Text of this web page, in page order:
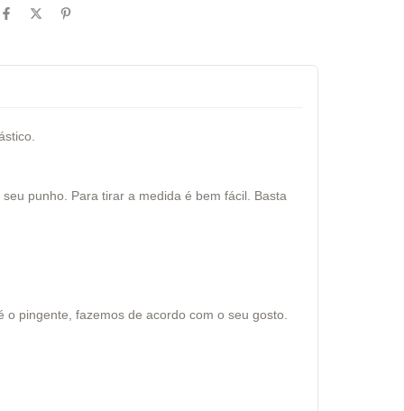
punho. Para tirar a medida é bem fácil. Basta
pingente, fazemos de acordo com o seu gosto.